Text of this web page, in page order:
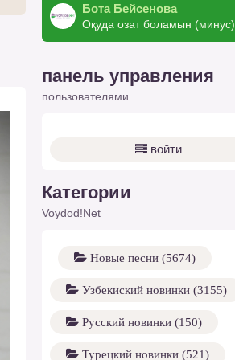
Бота Бейсенова
Оқуда озат боламын (минус)
панель управления
пользователями
войти
Категории
Voydod!Net
Новые песни (5674)
Узбекиский новинки (3155)
Русский новинки (150)
Турецкий новинки (521)